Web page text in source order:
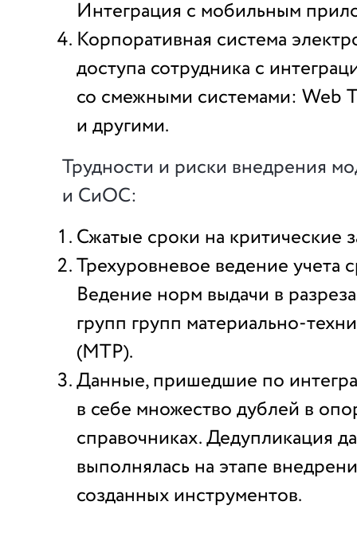
Интеграция с мобильным
Корпоративная система
доступа сотрудника с
со смежными системами: Web
и другими.
Трудности и риски внедрения
и СиОС:
Сжатые сроки на критические
Трехуровневое ведение учета
Ведение норм выдачи в
групп групп материально-
(МТР).
Данные, пришедшие по
в себе множество дублей в
справочниках. Дедупликация
выполнялась на этапе
созданных инструментов.